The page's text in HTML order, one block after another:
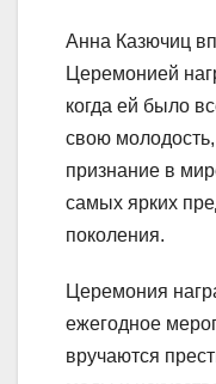
Анна Казючиц
Церемонией
когда ей было
свою
признание в
самых ярких
поколения.
Церемония
ежегодное
вручаются